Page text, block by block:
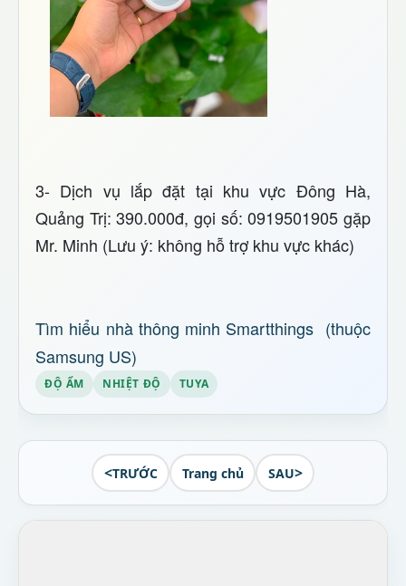
3- Dịch vụ lắp đặt tại khu vực Đông Hà,
Quảng Trị: 390.000đ, gọi số: 0919501905 gặp
Mr. Minh (Lưu ý: không hỗ trợ khu vực khác)
Tìm hiểu nhà thông minh Smartthings (thuộc
Samsung US)
ĐỘ ẨM NHIỆT ĐỘ TUYA
<TRƯỚC Trang chủ SAU>